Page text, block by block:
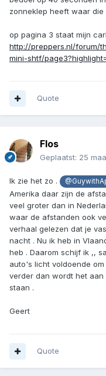
zonneklep heeft waar
op pagina 3 staat mijn
http://preppers.nl/forum/
mini-shtf/
Quote
Flos
Geplaatst: 25
Ik zie het zo .
Amerika daar zijn de
veel groter dan in
waar de afstanden ook
verhaal gelezen dat je
nacht . Nu ik heb in
heb . Daarom schijf ik ,,
auto's licht voldoende
verder dan wordt het
staan .
Geert
Quote